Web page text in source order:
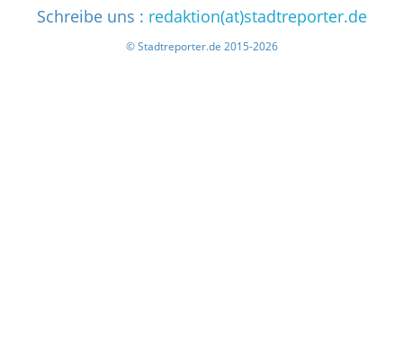
Schreibe uns : redaktion(at)stadtreporter.de
© Stadtreporter.de 2015-2026